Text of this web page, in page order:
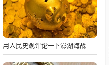
用人民史观评论一下澎湖海战